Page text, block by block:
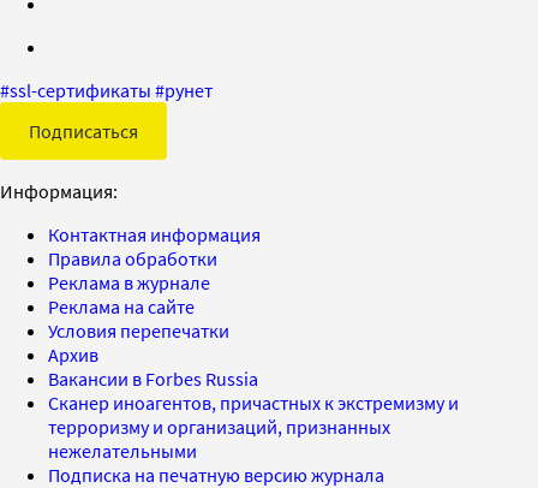
#ssl-сертификаты #рунет
Подписаться
Информация:
Контактная информация
Правила обработки
Реклама в журнале
Реклама на сайте
Условия перепечатки
Архив
Вакансии в Forbes Russia
Сканер иноагентов, причастных к экстремизму и
терроризму и организаций, признанных
нежелательными
Подписка на печатную версию журнала